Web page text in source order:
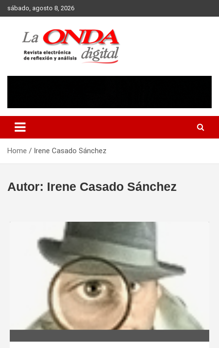
Skip
to
sábado, agosto 8, 2026
Home Irene Casado Sánchez
Autor: Irene Casado Sánchez